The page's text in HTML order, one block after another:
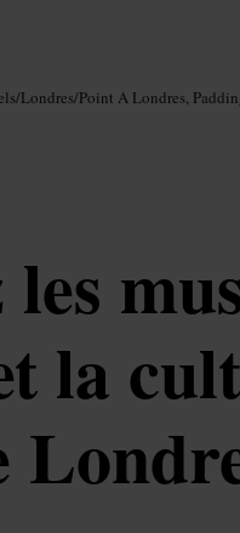
/Londres/Point A Londres,
la